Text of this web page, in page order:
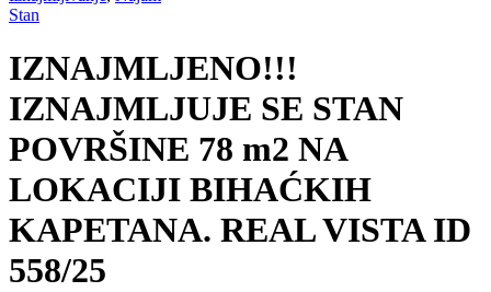
Stan
IZNAJMLJENO!!!
IZNAJMLJUJE SE STAN
POVRŠINE 78 m2 NA
LOKACIJI BIHAĆKIH
KAPETANA. REAL VISTA ID
558/25